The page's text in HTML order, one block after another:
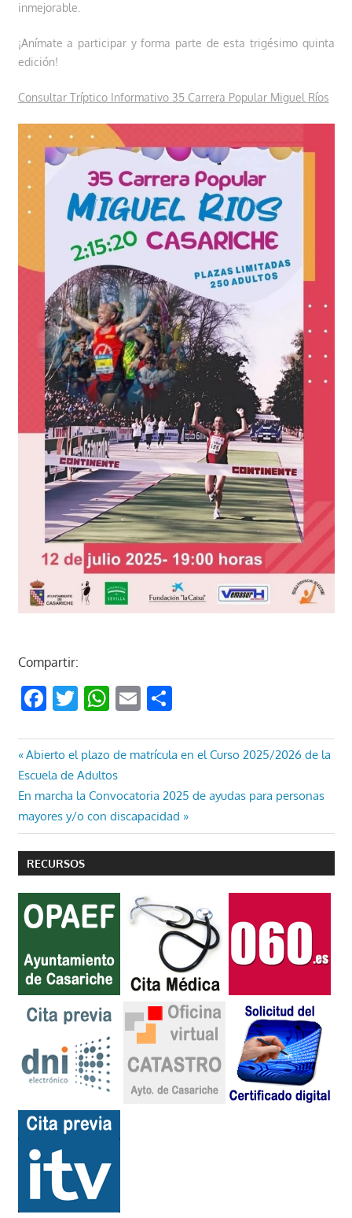
inmejorable.
¡Anímate a participar y forma parte de esta trigésimo quinta
edición!
Consultar Tríptico Informativo 35 Carrera Popular Miguel Ríos
Compartir:
Facebook
Twitter
WhatsApp
EmailCompartir
Navegación
de
entradas
Entrada
anterior:
Abierto el plazo de matrícula en el Curso 2025/2026 de la
Escuela de Adultos
Entrada
siguiente:
En marcha la Convocatoria 2025 de ayudas para personas
mayores y/o con discapacidad
RECURSOS